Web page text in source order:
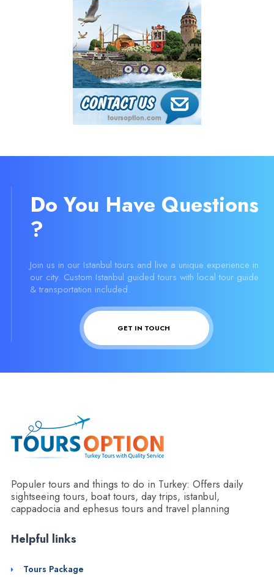
Do You Have Questions
?
Join us in our Istanbul tours and live a unique experience in
our city. Custom Istanbul guided tours with local tour guide
& transportation included.
GET IN TOUCH
Populer tours and things to do in Turkey: Offers daily
sightseeing tours, boat tours, day trips, istanbul,
cappadocia and ephesus tours and travel planning
Helpful links
Tours Package